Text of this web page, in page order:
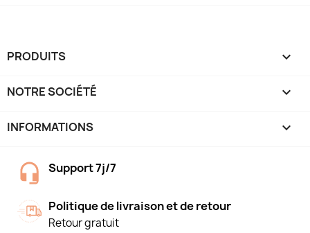
PRODUITS 
NOTRE SOCIÉTÉ 
INFORMATIONS keyboard_arrow_down
Support 7j/7
Politique de livraison et de retour
Retour gratuit